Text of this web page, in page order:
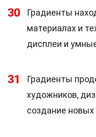
30
Градиенты
материалах и
дисплеи и
31
Градиенты
художников,
создание